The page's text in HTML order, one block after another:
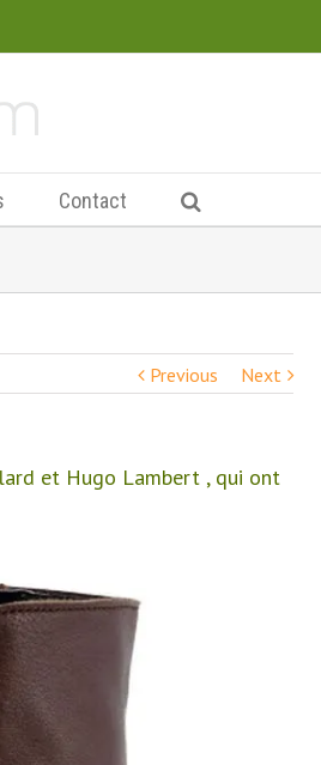
Contact
Previous Next
et Hugo Lambert , qui ont